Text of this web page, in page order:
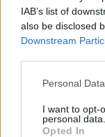
IAB’s list of
also be disclosed
Downstream
Personal
I want to opt-
personal data.
Opted In